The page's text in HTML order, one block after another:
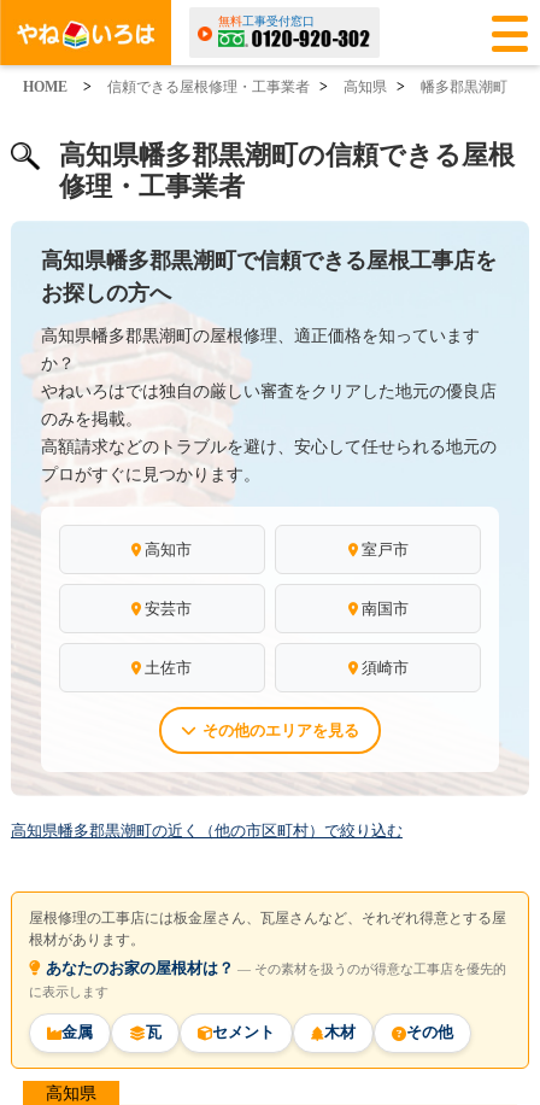
無料工事受付窓口
HOME > 信頼できる屋根修理・工事業者 > 高知県 > 幡多郡黒潮町
高知県幡多郡黒潮町の信頼できる屋根
修理・工事業者
高知県幡多郡黒潮町で信頼できる屋根工事店を
お探しの方へ
高知県幡多郡黒潮町の屋根修理、適正価格を知っています
か？
やねいろはでは独自の厳しい審査をクリアした地元の優良店
のみを掲載。
高額請求などのトラブルを避け、安心して任せられる地元の
プロがすぐに見つかります。
高知市 室戸市
安芸市 南国市
土佐市 須崎市
その他のエリアを見る
高知県幡多郡黒潮町の近く（他の市区町村）で絞り込む
屋根修理の工事店には板金屋さん、瓦屋さんなど、それぞれ得意とする屋
根材があります。
あなたのお家の屋根材は？ ― その素材を扱うのが得意な工事店を優先的
に表示します
金属 瓦 セメント 木材 その他
高知県